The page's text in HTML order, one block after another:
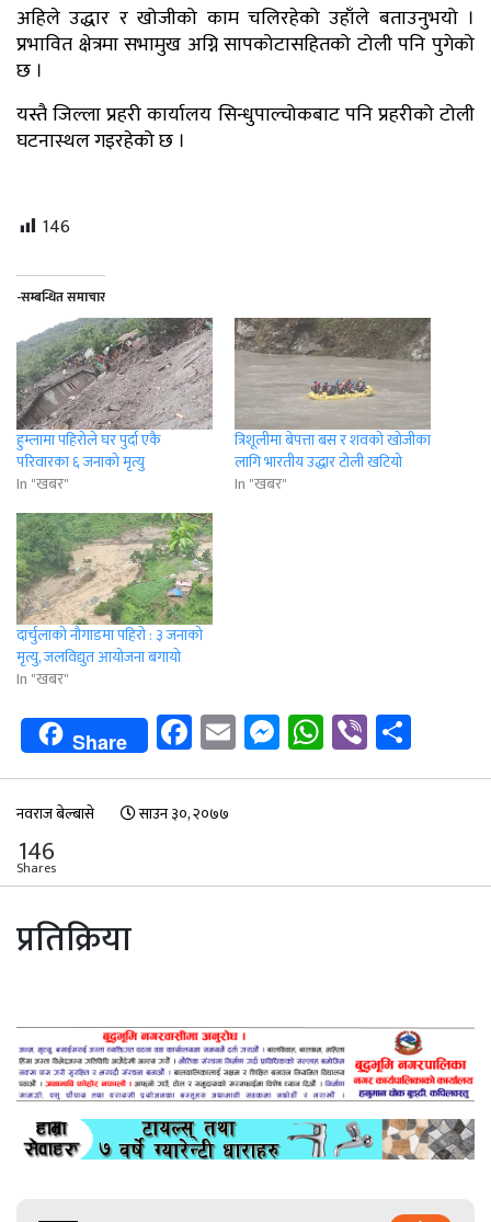
अहिले उद्धार र खोजीको काम चलिरहेको उहाँले बताउनुभयो ।
प्रभावित क्षेत्रमा सभामुख अग्नि सापकोटासहितको टोली पनि पुगेको
छ ।
यस्तै जिल्ला प्रहरी कार्यालय सिन्धुपाल्चोकबाट पनि प्रहरीको टोली
घटनास्थल गइरहेको छ ।
146
-सम्बन्धित समाचार
हुम्लामा पहिरोले घर पुर्दा एकै
परिवारका ६ जनाको मृत्यु
In "खबर"
त्रिशूलीमा बेपत्ता बस र शवको खोजीका
लागि भारतीय उद्धार टोली खटियो
In "खबर"
दार्चुलाको नौगाडमा पहिरो : ३ जनाको
मृत्यु, जलविद्युत आयोजना बगायो
In "खबर"
Share Facebook
EmailMessenger
WhatsApp
Viber
नवराज बेल्बासे साउन ३०, २०७७
146
Shares
प्रतिक्रिया